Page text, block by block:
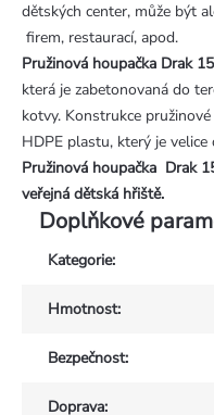
dětských center, může být
firem, restaurací, apod.
Pružinová houpačka Drak
která je zabetonovaná do
kotvy. Konstrukce
HDPE plastu, který je
Pružinová houpačka Drak
veřejná dětská hřiště.
Doplňkové
Kategorie:
Hmotnost:
Bezpečnost:
Doprava: